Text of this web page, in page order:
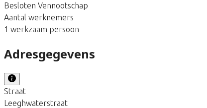
Besloten Vennootschap
Aantal werknemers
1 werkzaam persoon
Adresgegevens
Straat
Leeghwaterstraat